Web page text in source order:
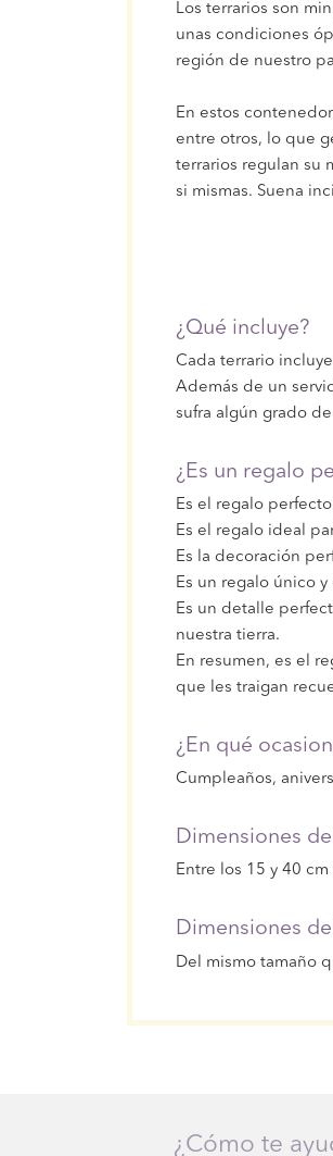
Los terrarios son
unas condiciones
región de nuestro
En estos
entre otros, lo que
terrarios regulan su
si mismas. Suena
¿Qué incluye?
Cada terrario
Además de un
sufra algún grado
¿Es un regalo
Es el regalo
Es el regalo ideal
Es la decoración
Es un regalo único
Es un detalle
nuestra tierra.
En resumen, es el
que les traigan
¿En qué
Cumpleaños,
Dimensiones
Entre los 15 y 40
Dimensiones
Del mismo tamaño
¿Cómo te